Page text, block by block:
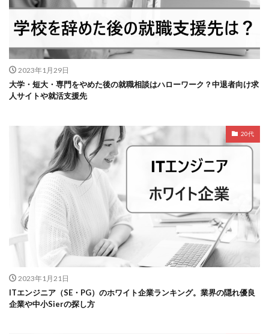
2023年1月29日
大学・短大・専門をやめた後の就職相談はハローワーク？中退者向け求
人サイトや就活支援先
20代
2023年1月21日
ITエンジニア（SE・PG）のホワイト企業ランキング。業界の隠れ優良
企業や中小Sierの探し方